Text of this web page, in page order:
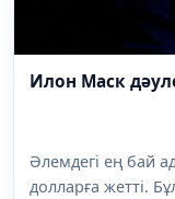
Илон Маск
Әлемдегі ең бай
долларға жетті.